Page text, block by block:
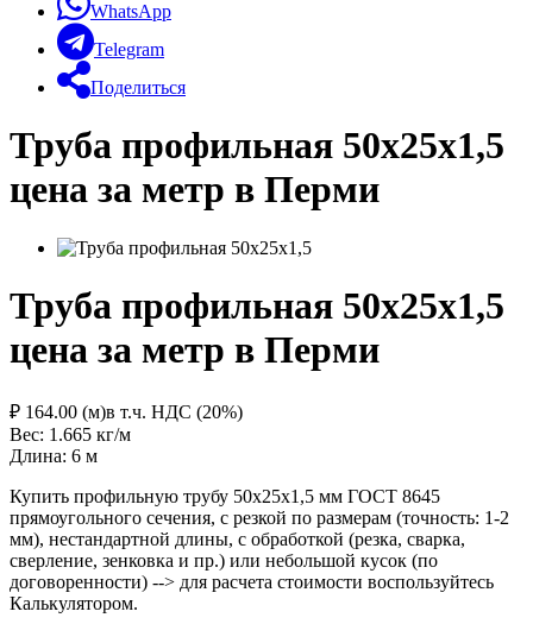
WhatsApp
Telegram
Поделиться
Труба профильная 50х25х1,5
цена за метр в Перми
Труба профильная 50х25х1,5
цена за метр в Перми
₽ 164.00 (м)в т.ч. НДС (20%)
Вес: 1.665 кг/м
Длина: 6 м
Купить профильную трубу 50х25х1,5 мм ГОСТ 8645
прямоугольного сечения, с резкой по размерам (точность: 1-2
мм), нестандартной длины, с обработкой (резка, сварка,
сверление, зенковка и пр.) или небольшой кусок (по
договоренности) --> для расчета стоимости воспользуйтесь
Калькулятором.